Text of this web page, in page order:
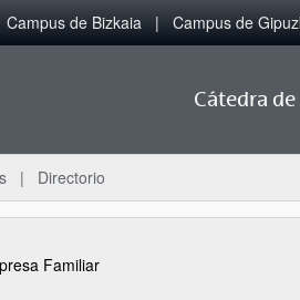
Campus de Bizkaia Campus de
Cátedra
Directorio
Familiar